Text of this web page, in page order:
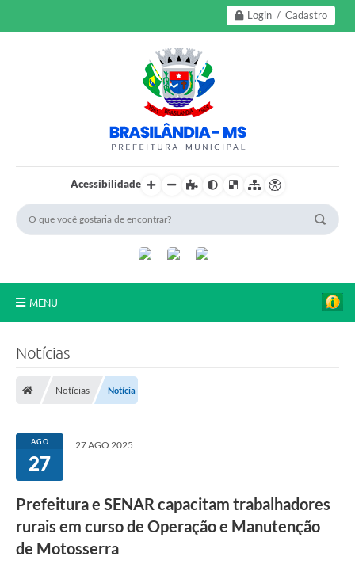
Login / Cadastro
Acessibilidade
MENU
Transparência
Câmara Municipal
e-SIC
Tributação
Notícias
Notícias Notícia
AGO
27
27 AGO 2025
Prefeitura e SENAR capacitam trabalhadores
rurais em curso de Operação e Manutenção
de Motosserra